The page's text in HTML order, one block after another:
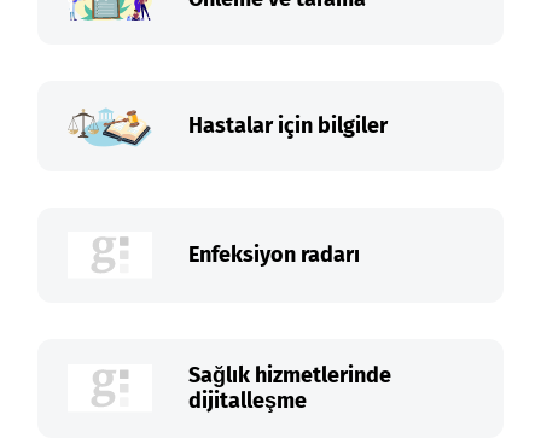
Hastalar için bilgiler
Enfeksiyon radarı
Sağlık hizmetlerinde
dijitalleşme